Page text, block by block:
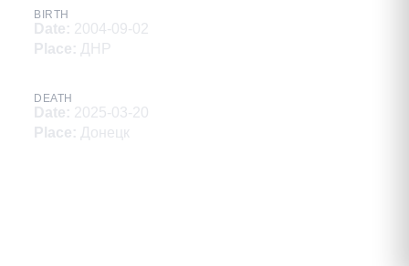
BIRTH
Date: 2004-09-02
Place: ДНР
DEATH
Date: 2025-03-20
Place: Донецк